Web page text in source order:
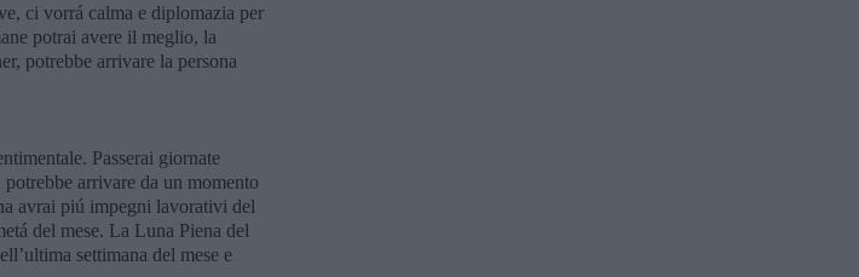
ci vorrá calma e diplomazia per
potrai avere il meglio, la
potrebbe arrivare la persona
Passerai giornate
arrivare da un momento
avrai piú impegni lavorativi del
del mese. La Luna Piena del
settimana del mese e